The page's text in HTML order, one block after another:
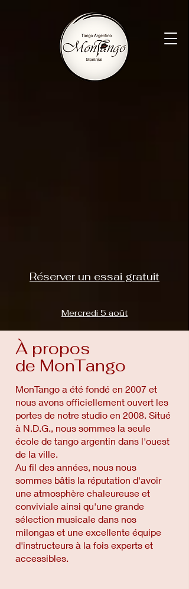
Réserver un essai gratuit
Mercredi 5 août
À propos
de MonTango
MonTango a été fondé en 2007 et
nous avons officiellement ouvert les
portes de notre studio en 2008. Situé
à N.D.G., nous sommes la seule
école de tango argentin dans l'ouest
de la ville.
Au fil des années, nous nous
sommes bâtis la réputation d'avoir
une atmosphère chaleureuse et
conviviale ainsi qu'une grande
sélection musicale dans nos
milongas et une excellente équipe
d'instructeurs à la fois experts et
accessibles.